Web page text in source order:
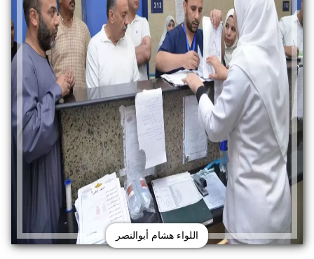
اللواء هشام أبوالنصر